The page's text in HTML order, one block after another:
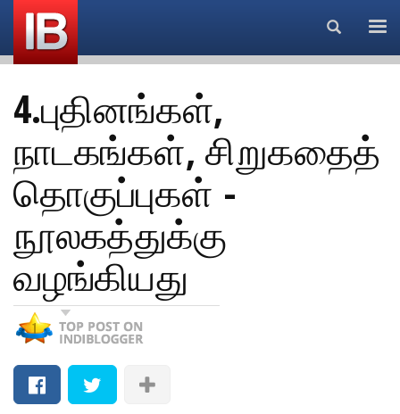
Search...
4.புதினங்கள்,
நாடகங்கள், சிறுகதைத்
தொகுப்புகள் -
நூலகத்துக்கு
வழங்கியது